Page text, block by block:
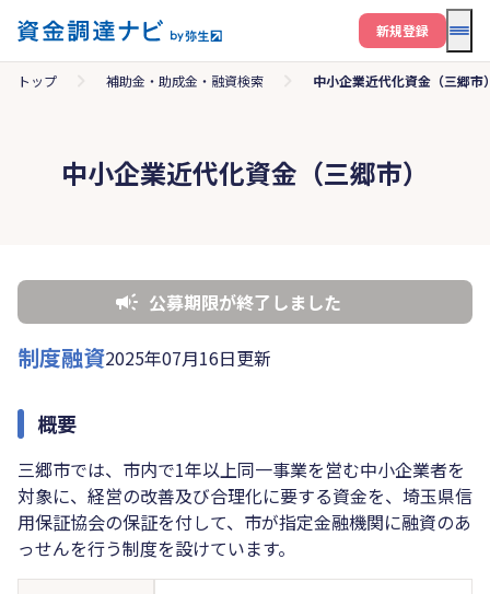
メ
新規登録
トップ 補助金・助成金・融資検索 中小企業近代化資金（三郷市
中小企業近代化資金（三郷市）
公募期限が終了しました
制度融資2025年07月16日更新
概要
三郷市では、市内で1年以上同一事業を営む中小企業者を
対象に、経営の改善及び合理化に要する資金を、埼玉県信
用保証協会の保証を付して、市が指定金融機関に融資のあ
っせんを行う制度を設けています。